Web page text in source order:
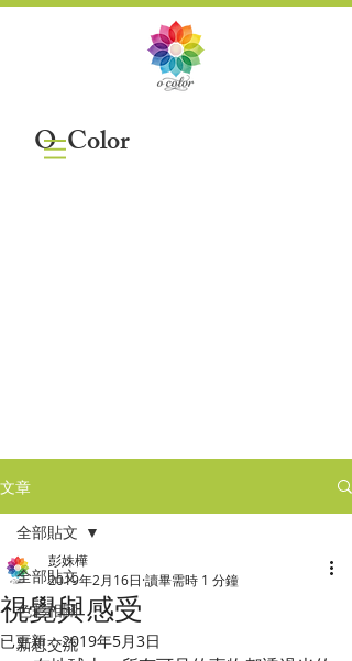
O-Color
文章
全部貼文
色彩相關
新思交流
全部貼文
視覺與感受
彭姝樺
2019年2月16日 讀畢需時 1 分鐘
已更新：2019年5月3日